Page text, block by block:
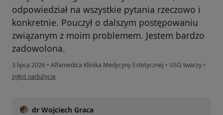
odpowiedział na wszystkie pytania rzeczowo i
konkretnie. Pouczył o dalszym postępowaniu
związanym z moim problemem. Jestem bardzo
zadowolona.
3 lipca 2026 • Alfamedica Klinika Medycyny Estetycznej • USG twarzy •
w opinii użytkownika Joanna
zgłoś nadużycie
dr Wojciech Graca